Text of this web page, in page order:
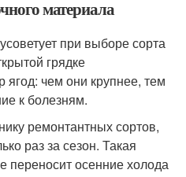
материала
при выборе сорта
грядке
ягод: чем они крупнее, тем
к болезням.
ремонтантных сортов,
раз за сезон. Такая
переносит осенние холода